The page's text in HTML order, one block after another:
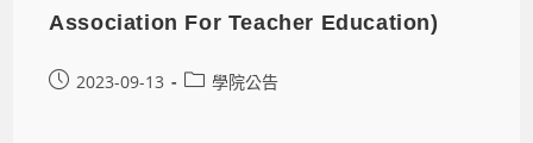
Association For Teacher Education)
2023-09-13 學院公告